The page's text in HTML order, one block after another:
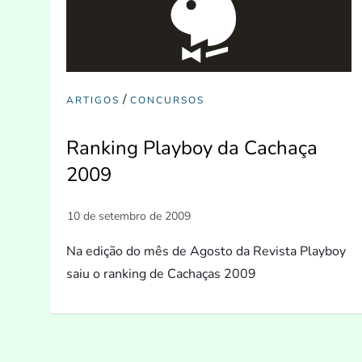
ARTIGOS /CONCURSOS
Ranking Playboy da Cachaça
2009
Na edição do mês de Agosto da Revista Playboy
saiu o ranking de Cachaças 2009